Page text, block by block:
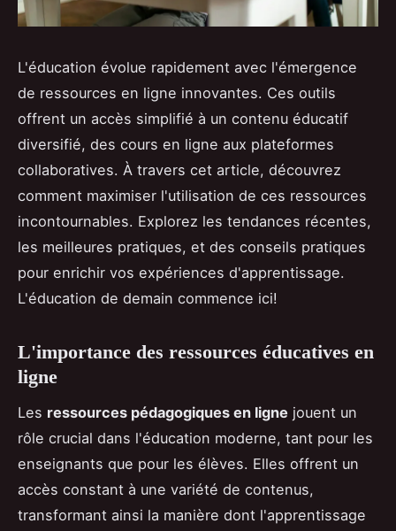
L'éducation évolue rapidement avec l'émergence
de ressources en ligne innovantes. Ces outils
offrent un accès simplifié à un contenu éducatif
diversifié, des cours en ligne aux plateformes
collaboratives. À travers cet article, découvrez
comment maximiser l'utilisation de ces ressources
incontournables. Explorez les tendances récentes,
les meilleures pratiques, et des conseils pratiques
pour enrichir vos expériences d'apprentissage.
L'éducation de demain commence ici!
L'importance des ressources éducatives en
ligne
Les ressources pédagogiques en ligne jouent un
rôle crucial dans l'éducation moderne, tant pour les
enseignants que pour les élèves. Elles offrent un
accès constant à une variété de contenus,
transformant ainsi la manière dont l'apprentissage